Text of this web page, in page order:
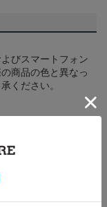
びスマートフォン
商品の色と異なっ
ください。